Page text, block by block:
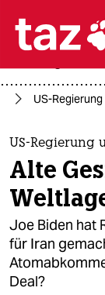
themen
politik
öko
gesellschaft
kultur
US-
US-Regierung
Alte
Joe Biden hat
für Iran
Deal?